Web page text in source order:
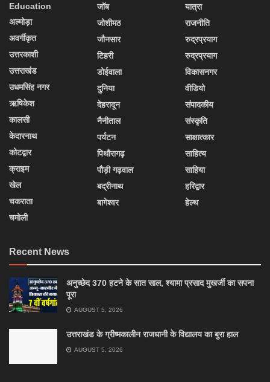
Education
अल्मोड़ा
अवर्गीकृत
उत्तरकाशी
उत्तराखंड
उधमसिंह नगर
ऋषिकेश
कालसी
केदारनाथ
कोटद्वार
क्राइम
खेल
चकराता
चमोली
जॉब
जोशीमठ
जौनसार
टिहरी
डोईवाला
दुनिया
देहरादून
नैनीताल
पर्यटन
पिथौरागढ़
पौड़ी गढ़वाल
बद्रीनाथ
बागेश्वर
यात्रा
राजनीति
रुद्रप्रयाग
रुद्रप्रयाग
विकासनगर
वीडियो
संपादकीय
संस्कृति
साक्षात्कार
साहित्य
साहिया
हरिद्वार
हेल्थ
Recent News
अनुच्छेद 370 हटने के सात साल, श्यामा प्रसाद मुखर्जी का सपना
पूरा
AUGUST 5, 2026
उत्तराखंड के ग्रीष्मकालीन राजधानी के विद्यालय का बुरा हाल
AUGUST 5, 2026